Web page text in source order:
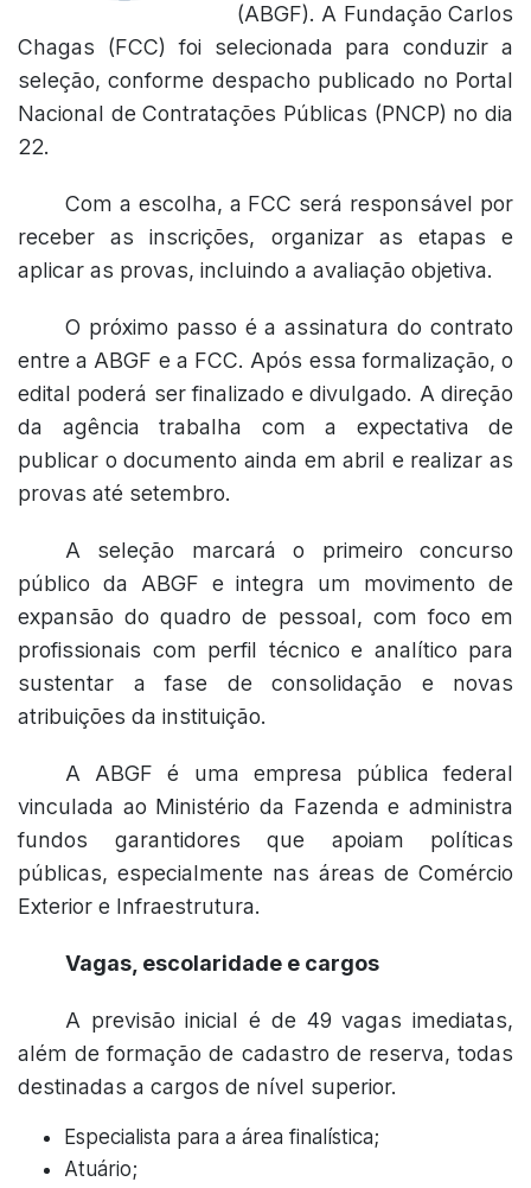
(ABGF). A Fundação Carlos
Chagas (FCC) foi selecionada para conduzir a
seleção, conforme despacho publicado no Portal
Nacional de Contratações Públicas (PNCP) no dia
22.
Com a escolha, a FCC será responsável por
receber as inscrições, organizar as etapas e
aplicar as provas, incluindo a avaliação objetiva.
O próximo passo é a assinatura do contrato
entre a ABGF e a FCC. Após essa formalização, o
edital poderá ser finalizado e divulgado. A direção
da agência trabalha com a expectativa de
publicar o documento ainda em abril e realizar as
provas até setembro.
A seleção marcará o primeiro concurso
público da ABGF e integra um movimento de
expansão do quadro de pessoal, com foco em
profissionais com perfil técnico e analítico para
sustentar a fase de consolidação e novas
atribuições da instituição.
A ABGF é uma empresa pública federal
vinculada ao Ministério da Fazenda e administra
fundos garantidores que apoiam políticas
públicas, especialmente nas áreas de Comércio
Exterior e Infraestrutura.
Vagas, escolaridade e cargos
A previsão inicial é de 49 vagas imediatas,
além de formação de cadastro de reserva, todas
destinadas a cargos de nível superior.
Especialista para a área finalística;
Atuário;